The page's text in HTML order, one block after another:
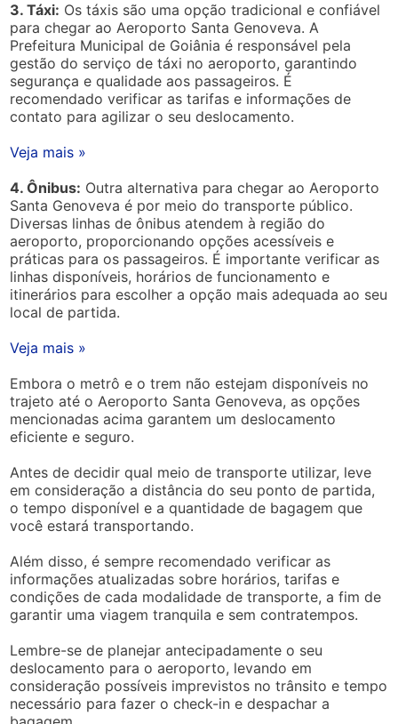
3. Táxi: Os táxis são uma opção tradicional e confiável
para chegar ao Aeroporto Santa Genoveva. A
Prefeitura Municipal de Goiânia é responsável pela
gestão do serviço de táxi no aeroporto, garantindo
segurança e qualidade aos passageiros. É
recomendado verificar as tarifas e informações de
contato para agilizar o seu deslocamento.
Veja mais »
4. Ônibus: Outra alternativa para chegar ao Aeroporto
Santa Genoveva é por meio do transporte público.
Diversas linhas de ônibus atendem à região do
aeroporto, proporcionando opções acessíveis e
práticas para os passageiros. É importante verificar as
linhas disponíveis, horários de funcionamento e
itinerários para escolher a opção mais adequada ao seu
local de partida.
Veja mais »
Embora o metrô e o trem não estejam disponíveis no
trajeto até o Aeroporto Santa Genoveva, as opções
mencionadas acima garantem um deslocamento
eficiente e seguro.
Antes de decidir qual meio de transporte utilizar, leve
em consideração a distância do seu ponto de partida,
o tempo disponível e a quantidade de bagagem que
você estará transportando.
Além disso, é sempre recomendado verificar as
informações atualizadas sobre horários, tarifas e
condições de cada modalidade de transporte, a fim de
garantir uma viagem tranquila e sem contratempos.
Lembre-se de planejar antecipadamente o seu
deslocamento para o aeroporto, levando em
consideração possíveis imprevistos no trânsito e tempo
necessário para fazer o check-in e despachar a